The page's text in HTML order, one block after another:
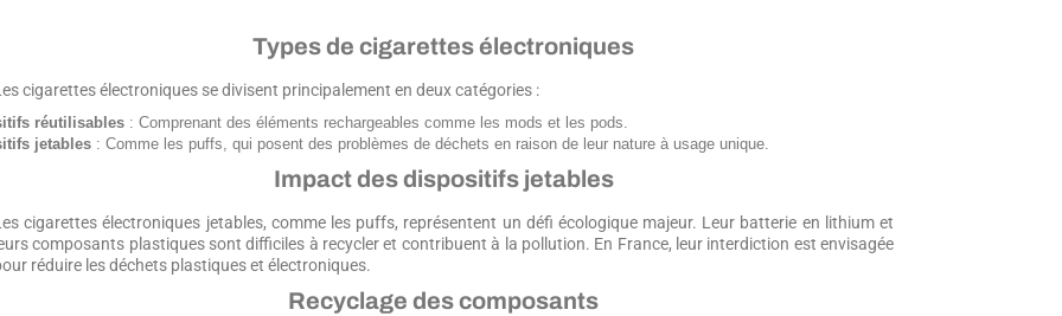
Types de cigarettes électroniques
cigarettes électroniques se divisent principalement en deux catégories :
réutilisables : Comprenant des éléments rechargeables comme les mods et les pods.
jetables : Comme les puffs, qui posent des problèmes de déchets en raison de leur nature à usage unique.
Impact des dispositifs jetables
cigarettes électroniques jetables, comme les puffs, représentent un défi écologique majeur. Leur batterie en lithium et
composants plastiques sont difficiles à recycler et contribuent à la pollution. En France, leur interdiction est envisagée
réduire les déchets plastiques et électroniques.
Recyclage des composants